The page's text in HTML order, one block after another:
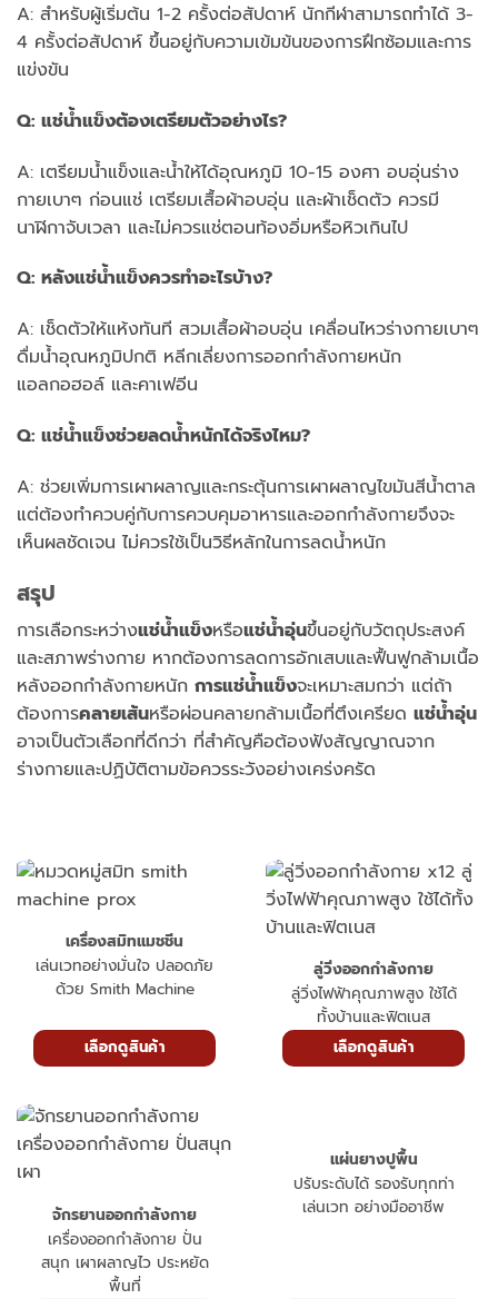
A: สำหรับผู้เริ่มต้น 1-2 ครั้งต่อสัปดาห์ นักกีฬาสามารถทำได้ 3-
4 ครั้งต่อสัปดาห์ ขึ้นอยู่กับความเข้มข้นของการฝึกซ้อมและการ
แข่งขัน
Q: แช่น้ำแข็งต้องเตรียมตัวอย่างไร?
A: เตรียมน้ำแข็งและน้ำให้ได้อุณหภูมิ 10-15 องศา อบอุ่นร่าง
กายเบาๆ ก่อนแช่ เตรียมเสื้อผ้าอบอุ่น และผ้าเช็ดตัว ควรมี
นาฬิกาจับเวลา และไม่ควรแช่ตอนท้องอิ่มหรือหิวเกินไป
Q: หลังแช่น้ำแข็งควรทำอะไรบ้าง?
A: เช็ดตัวให้แห้งทันที สวมเสื้อผ้าอบอุ่น เคลื่อนไหวร่างกายเบาๆ
ดื่มน้ำอุณหภูมิปกติ หลีกเลี่ยงการออกกำลังกายหนัก
แอลกอฮอล์ และคาเฟอีน
Q: แช่น้ำแข็งช่วยลดน้ำหนักได้จริงไหม?
A: ช่วยเพิ่มการเผาผลาญและกระตุ้นการเผาผลาญไขมันสีน้ำตาล
แต่ต้องทำควบคู่กับการควบคุมอาหารและออกกำลังกายจึงจะ
เห็นผลชัดเจน ไม่ควรใช้เป็นวิธีหลักในการลดน้ำหนัก
สรุป
การเลือกระหว่างแช่น้ำแข็งหรือแช่น้ำอุ่นขึ้นอยู่กับวัตถุประสงค์
และสภาพร่างกาย หากต้องการลดการอักเสบและฟื้นฟูกล้ามเนื้อ
หลังออกกำลังกายหนัก การแช่น้ำแข็งจะเหมาะสมกว่า แต่ถ้า
ต้องการคลายเส้นหรือผ่อนคลายกล้ามเนื้อที่ตึงเครียด แช่น้ำอุ่น
อาจเป็นตัวเลือกที่ดีกว่า ที่สำคัญคือต้องฟังสัญญาณจาก
ร่างกายและปฏิบัติตามข้อควรระวังอย่างเคร่งครัด
เครื่องสมิทแมชชีน
เล่นเวทอย่างมั่นใจ ปลอดภัย
ด้วย Smith Machine
เลือกดูสินค้า
ลู่วิ่งออกกำลังกาย
ลู่วิ่งไฟฟ้าคุณภาพสูง ใช้ได้
ทั้งบ้านและฟิตเนส
เลือกดูสินค้า
จักรยานออกกำลังกาย
เครื่องออกกำลังกาย ปั่น
สนุก เผาผลาญไว ประหยัด
พื้นที่
แผ่นยางปูพื้น
ปรับระดับได้ รองรับทุกท่า
เล่นเวท อย่างมืออาชีพ